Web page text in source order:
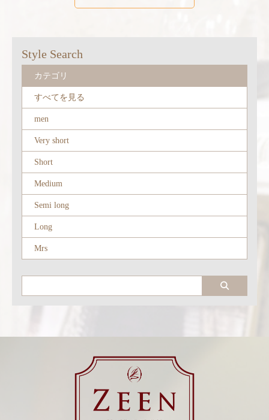
Style Search
カテゴリ
すべてを見る
men
Very short
Short
Medium
Semi long
Long
Mrs